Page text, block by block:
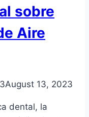
sobre
Aire
August 13, 2023
dental, la